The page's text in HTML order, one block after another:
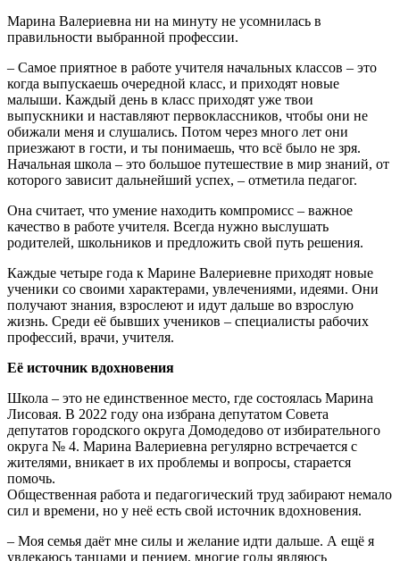
Марина Валериевна ни на минуту не усомнилась в
правильности выбранной профессии.
– Самое приятное в работе учителя начальных классов – это
когда выпускаешь очередной класс, и приходят новые
малыши. Каждый день в класс приходят уже твои
выпускники и наставляют первоклассников, чтобы они не
обижали меня и слушались. Потом через много лет они
приезжают в гости, и ты понимаешь, что всё было не зря.
Начальная школа – это большое путешествие в мир знаний, от
которого зависит дальнейший успех, – отметила педагог.
Она считает, что умение находить компромисс – важное
качество в работе учителя. Всегда нужно выслушать
родителей, школьников и предложить свой путь решения.
Каждые четыре года к Марине Валериевне приходят новые
ученики со своими характерами, увлечениями, идеями. Они
получают знания, взрослеют и идут дальше во взрослую
жизнь. Среди её бывших учеников – специалисты рабочих
профессий, врачи, учителя.
Её источник вдохновения
Школа – это не единственное место, где состоялась Марина
Лисовая. В 2022 году она избрана депутатом Совета
депутатов городского округа Домодедово от избирательного
округа № 4. Марина Валериевна регулярно встречается с
жителями, вникает в их проблемы и вопросы, старается
помочь.
Общественная работа и педагогический труд забирают немало
сил и времени, но у неё есть свой источник вдохновения.
– Моя семья даёт мне силы и желание идти дальше. А ещё я
увлекаюсь танцами и пением, многие годы являюсь